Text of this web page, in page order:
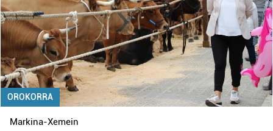
OROKORRA
Markina-Xemein